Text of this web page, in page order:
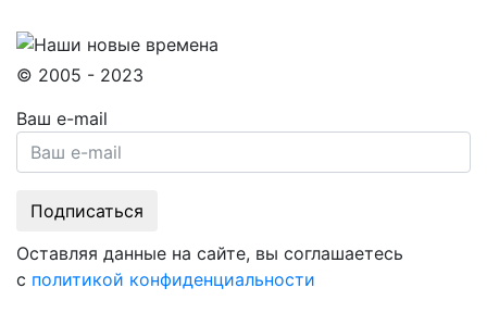
© 2005 - 2023
Ваш e-mail
Оставляя данные на сайте, вы соглашаетесь
с политикой конфиденциальности